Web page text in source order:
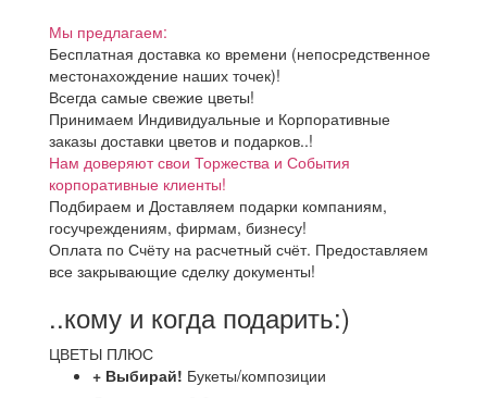
Мы предлагаем:
Бесплатная доставка ко времени (непосредственное
местонахождение наших точек)!
Всегда самые свежие цветы!
Принимаем Индивидуальные и Корпоративные
заказы доставки цветов и подарков..!
Нам доверяют свои Торжества и События
корпоративные клиенты!
Подбираем и Доставляем подарки компаниям,
госучреждениям, фирмам, бизнесу!
Оплата по Счёту на расчетный счёт. Предоставляем
все закрывающие сделку документы!
..кому и когда подарить:)
ЦВЕТЫ ПЛЮС
+ Выбирай! Букеты/композиции